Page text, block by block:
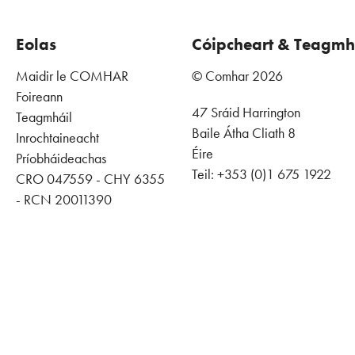
Eolas
Maidir le COMHAR
Foireann
Teagmháil
Inrochtaineacht
Príobháideachas
CRO 047559 - CHY 6355
- RCN 20011390
Cóipcheart &
© Comhar 2026
47 Sráid Harrington
Baile Átha Cliath 8
Éire
Teil: +353 (0)1 675 1922